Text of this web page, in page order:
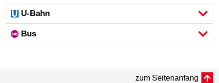
U-Bahn
Bus
zum Seitenanfang